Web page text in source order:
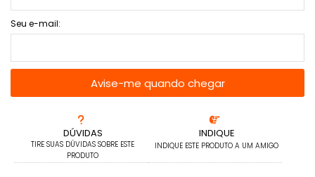
DÚVIDAS
TIRE SUAS DÚVIDAS SOBRE ESTE
PRODUTO
INDIQUE
INDIQUE ESTE PRODUTO A UM AMIGO
Seu e-mail:
Avise-me quando chegar